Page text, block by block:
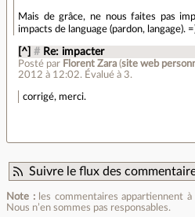
Mais de grâce, ne nous faites pas
impacts de language (pardon, langage).
[^] # Re: impacter
Posté par Florent Zara (site web
2012 à 12:02. Évalué à 3.
corrigé, merci.
Suivre le flux des
Note :les commentaires appartiennent
Nous n’en sommes pas responsables.